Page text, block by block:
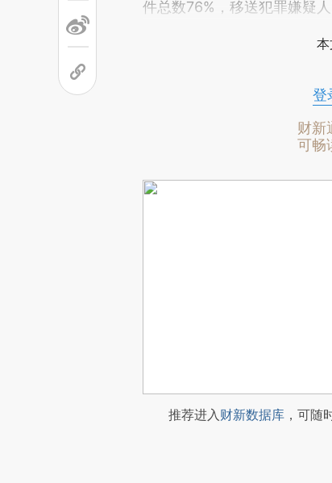
件总数76%，移送犯罪嫌疑人
本
登
财新
可畅
推荐进入财新数据库 ，可随